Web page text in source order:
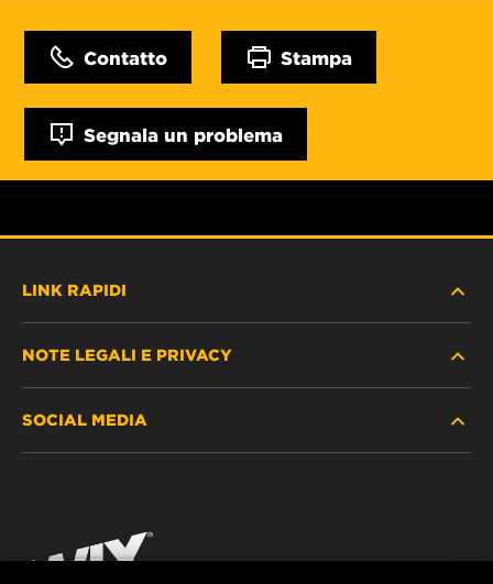
Contatto Stampa
Segnala un problema
LINK RAPIDI
DOVE ACQUISTARE
CONTATTACI
NOTE LEGALI E PRIVACY
IMPRESSUM
SOCIAL MEDIA
YouTube